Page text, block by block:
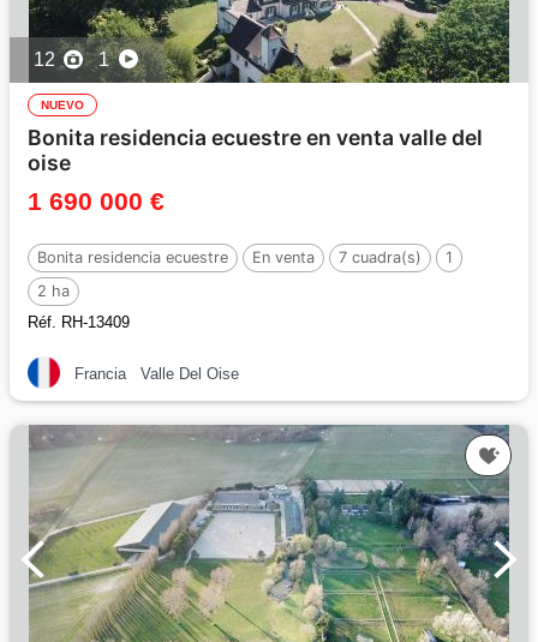
12 1
NUEVO
Bonita residencia ecuestre en venta valle del
oise
1 690 000 €
Bonita residencia ecuestre En venta 7 cuadra(s)
1
2 ha
Réf. RH-13409
Francia Valle Del Oise